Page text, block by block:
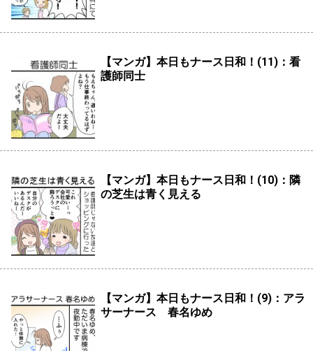
【マンガ】本日もナース日和！(11)：看
護師同士
【マンガ】本日もナース日和！(10)：隣
の芝生は青く見える
【マンガ】本日もナース日和！(9)：アラ
サーナース 春名ゆめ